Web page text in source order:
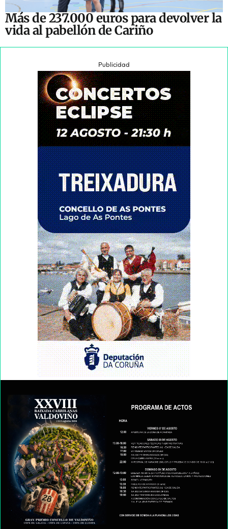
Más de 237.000 euros para devolver la
vida al pabellón de Cariño
Publicidad